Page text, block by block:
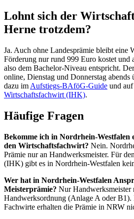
Lohnt sich der
Herne trotzdem?
Ja. Auch ohne Landesprämie bleibt eine
Förderung nur rund 999 Euro kostet und
also dem Bachelor-Niveau entspricht.
online, Dienstag und Donnerstag
dazu im Aufstiegs-BAföG-Guide und
Wirtschaftsfachwirt (IHK).
Häufige Fragen
Bekomme ich in Nordrhein-Westfalen
den Wirtschaftsfachwirt? Nein.
Prämie nur an Handwerksmeister. Für
(IHK) gibt es in Nordrhein-Westfalen
Wer hat in Nordrhein-Westfalen
Meisterprämie? Nur Handwerksmeister
Handwerksordnung (Anlage A oder
Fachwirte erhalten die Prämie in NRW